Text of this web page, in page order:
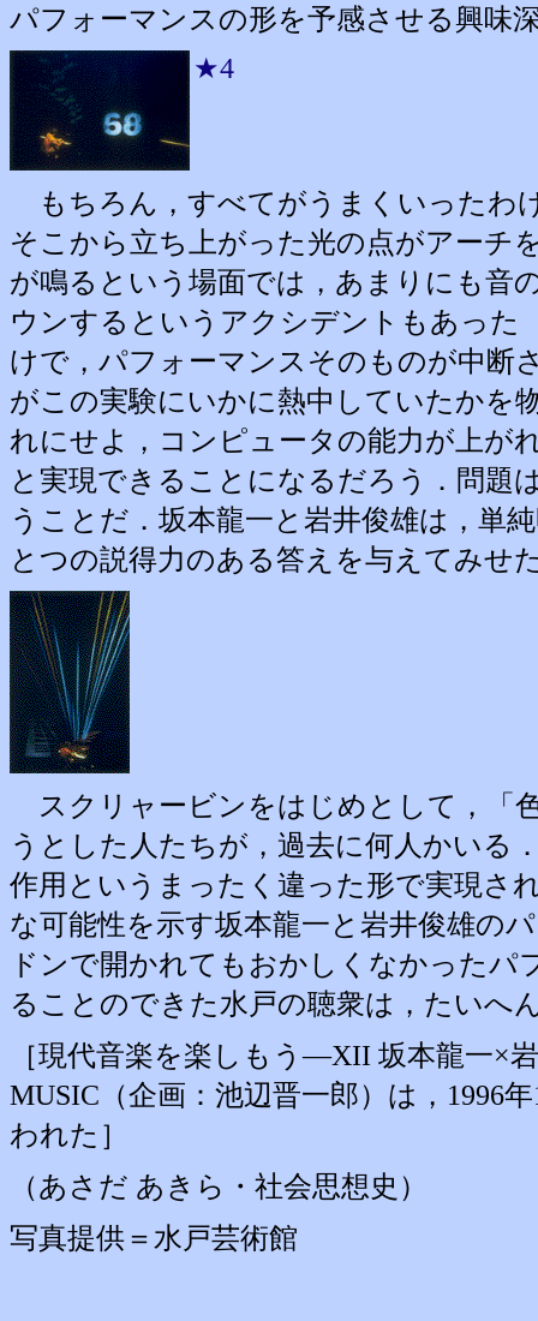
パフォーマンスの形を予感させる興味
★4
もちろん，すべてがうまくいったわ
そこから立ち上がった光の点がアーチ
が鳴るという場面では，あまりにも音
ウンするというアクシデントもあった
けで，パフォーマンスそのものが中断
がこの実験にいかに熱中していたかを
れにせよ，コンピュータの能力が上が
と実現できることになるだろう．問題
うことだ．坂本龍一と岩井俊雄は，単
とつの説得力のある答えを与えてみせ
スクリャービンをはじめとして，「
うとした人たちが，過去に何人かいる
作用というまったく違った形で実現さ
な可能性を示す坂本龍一と岩井俊雄の
ドンで開かれてもおかしくなかった
ることのできた水戸の聴衆は，たいへ
［現代音楽を楽しもう―XII 坂本龍一×
MUSIC（企画：池辺晋一郎）は，1996
われた］
（あさだ あきら・社会思想史）
写真提供＝水戸芸術館